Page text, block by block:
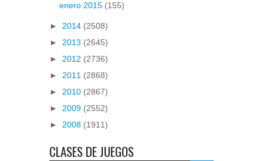
enero 2015 (155)
► 2014 (2508)
► 2013 (2645)
► 2012 (2736)
► 2011 (2868)
► 2010 (2867)
► 2009 (2552)
► 2008 (1911)
CLASES DE JUEGOS